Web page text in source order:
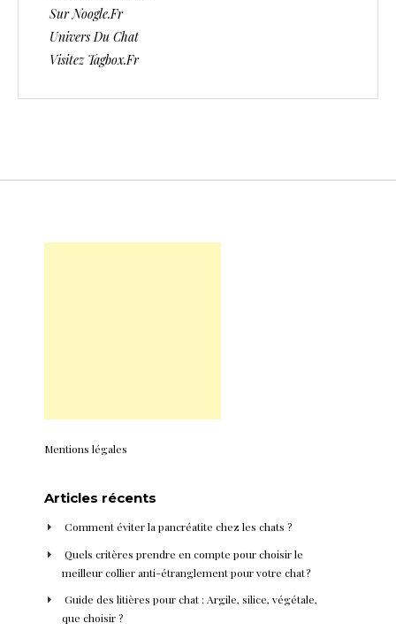
Sur Noogle.fr
Univers Du Chat
Visitez Tagbox.fr
Mentions légales
Articles récents
Comment éviter la pancréatite chez les chats ?
Quels critères prendre en compte pour choisir le
meilleur collier anti-étranglement pour votre chat ?
Guide des litières pour chat : Argile, silice, végétale,
que choisir ?